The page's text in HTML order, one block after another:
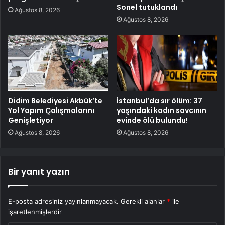
Ağustos 8, 2026
Sonel tutuklandı
Ağustos 8, 2026
Didim Belediyesi Akbük’te
Yol Yapım Çalışmalarını
Genişletiyor
Ağustos 8, 2026
İstanbul’da sır ölüm: 37
yaşındaki kadın savcının
evinde ölü bulundu!
Ağustos 8, 2026
Bir yanıt yazın
E-posta adresiniz yayınlanmayacak. Gerekli alanlar * ile
işaretlenmişlerdir